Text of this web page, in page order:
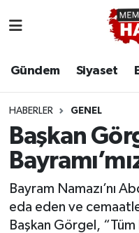
Gündem Siyaset
HABERLER GENEL
Başkan
Bayram Namazı’nı
eda eden ve
Başkan Görgel,